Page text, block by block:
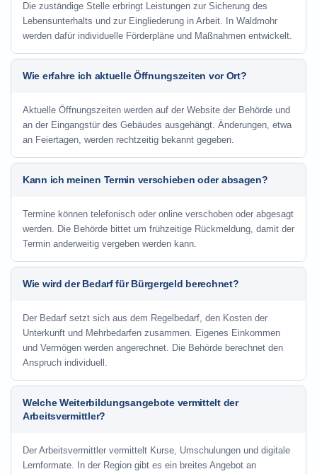
Die zuständige Stelle erbringt Leistungen zur Sicherung des
Lebensunterhalts und zur Eingliederung in Arbeit. In Waldmohr
werden dafür individuelle Förderpläne und Maßnahmen entwickelt.
Wie erfahre ich aktuelle Öffnungszeiten vor Ort?
Aktuelle Öffnungszeiten werden auf der Website der Behörde und
an der Eingangstür des Gebäudes ausgehängt. Änderungen, etwa
an Feiertagen, werden rechtzeitig bekannt gegeben.
Kann ich meinen Termin verschieben oder absagen?
Termine können telefonisch oder online verschoben oder abgesagt
werden. Die Behörde bittet um frühzeitige Rückmeldung, damit der
Termin anderweitig vergeben werden kann.
Wie wird der Bedarf für Bürgergeld berechnet?
Der Bedarf setzt sich aus dem Regelbedarf, den Kosten der
Unterkunft und Mehrbedarfen zusammen. Eigenes Einkommen
und Vermögen werden angerechnet. Die Behörde berechnet den
Anspruch individuell.
Welche Weiterbildungsangebote vermittelt der
Arbeitsvermittler?
Der Arbeitsvermittler vermittelt Kurse, Umschulungen und digitale
Lernformate. In der Region gibt es ein breites Angebot an